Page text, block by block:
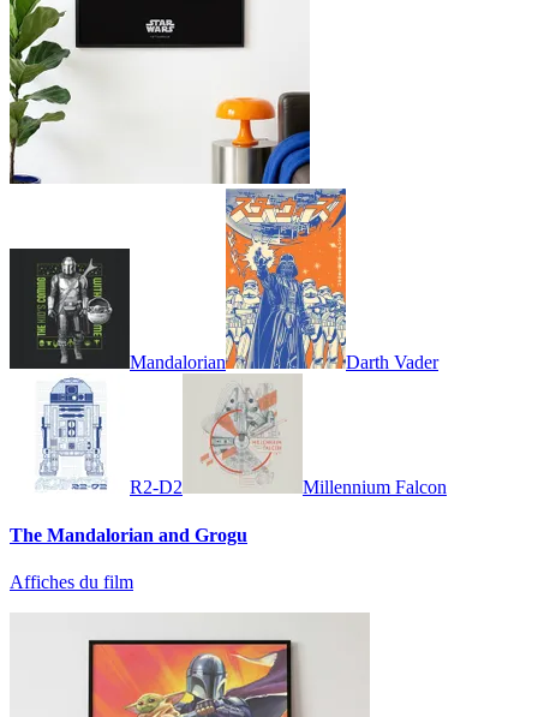
Mandalorian Darth Vader
R2-D2 Millennium Falcon
The Mandalorian and Grogu
Affiches du film